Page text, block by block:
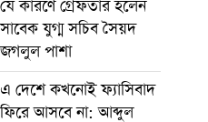
যে কারণে গ্রেফতার হলেন
সাবেক যুগ্ম সচিব সৈয়দ
জগলুল পাশা
এ দেশে কখনোই ফ্যাসিবাদ
ফিরে আসবে না: আব্দুল